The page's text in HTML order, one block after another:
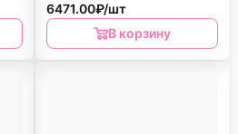
6471.00₽/шт
В корзину